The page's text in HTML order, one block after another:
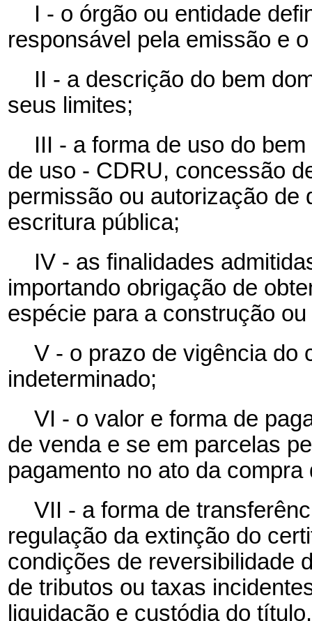
I - o órgão ou entidade
responsável pela emissão e
II - a descrição do bem
seus limites;
III - a forma de uso do
de uso - CDRU, concessão
permissão ou autorização de
escritura pública;
IV - as finalidades
importando obrigação de
espécie para a construção
V - o prazo de vigência do
indeterminado;
VI - o valor e forma de
de venda e se em parcelas
pagamento no ato da compra
VII - a forma de
regulação da extinção do
condições de reversibilidade
de tributos ou taxas
liquidação e custódia do título.